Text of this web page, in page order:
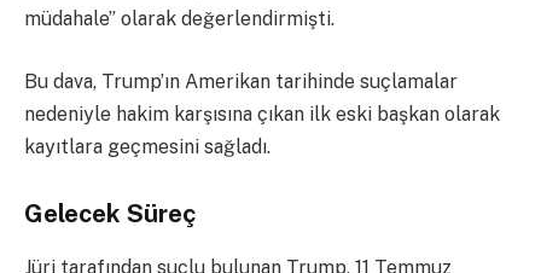
müdahale” olarak değerlendirmişti.
Bu dava, Trump’ın Amerikan tarihinde suçlamalar
nedeniyle hakim karşısına çıkan ilk eski başkan olarak
kayıtlara geçmesini sağladı.
Gelecek Süreç
Jüri tarafından suçlu bulunan Trump, 11 Temmuz